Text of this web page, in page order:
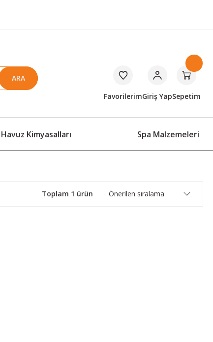
ARA
FavorilerimGiriş YapSepetim
Havuz Kimyasalları Spa Malzemeleri
Toplam 1 ürün